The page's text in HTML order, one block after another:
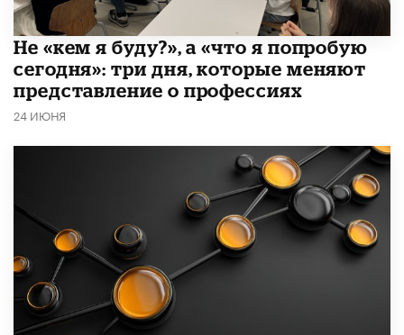
Не «кем я буду?», а «что я попробую
сегодня»: три дня, которые меняют
представление о профессиях
24 ИЮНЯ